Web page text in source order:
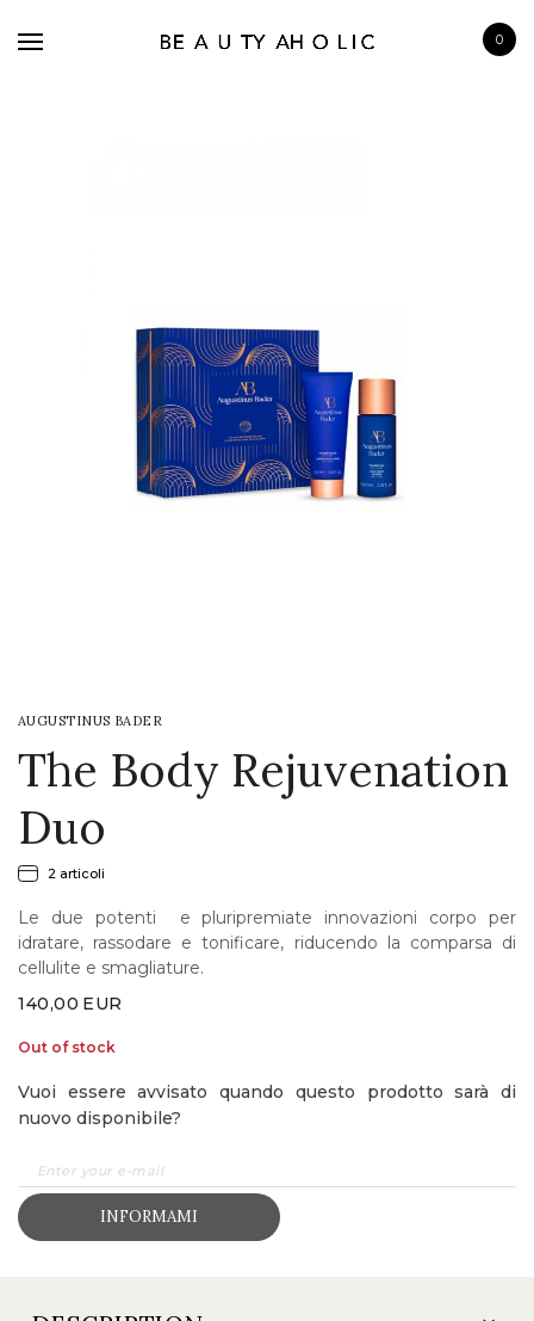
0
AUGUSTINUS BADER
The Body Rejuvenation
Duo
2 articoli
Le due potenti e pluripremiate innovazioni corpo per
idratare, rassodare e tonificare, riducendo la comparsa di
cellulite e smagliature.
140,00 EUR
Out of stock
Vuoi essere avvisato quando questo prodotto sarà di
nuovo disponibile?
INFORMAMI